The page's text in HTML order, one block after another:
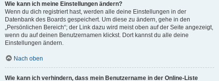
Wie kann ich meine Einstellungen ändern?
Wenn du dich registriert hast, werden alle deine Einstellungen in der
Datenbank des Boards gespeichert. Um diese zu ändern, gehe in den
„Persönlichen Bereich“; der Link dazu wird meist oben auf der Seite angezeigt,
wenn du auf deinen Benutzernamen klickst. Dort kannst du alle deine
Einstellungen ändern.
Nach oben
Wie kann ich verhindern, dass mein Benutzername in der Online-Liste